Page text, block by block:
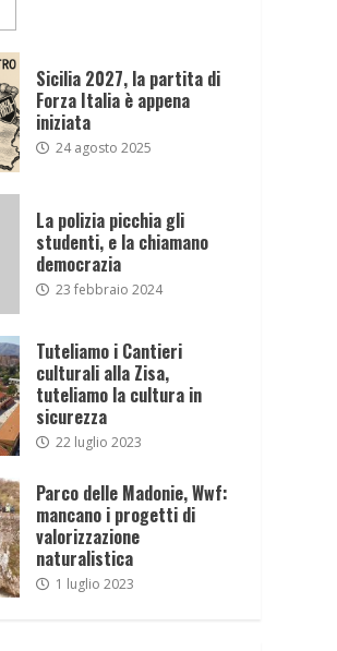
Sicilia 2027, la partita di
Forza Italia è appena
iniziata
24 agosto 2025
La polizia picchia gli
studenti, e la chiamano
democrazia
23 febbraio 2024
Tuteliamo i Cantieri
culturali alla Zisa,
tuteliamo la cultura in
sicurezza
22 luglio 2023
Parco delle Madonie, Wwf:
mancano i progetti di
valorizzazione
naturalistica
1 luglio 2023